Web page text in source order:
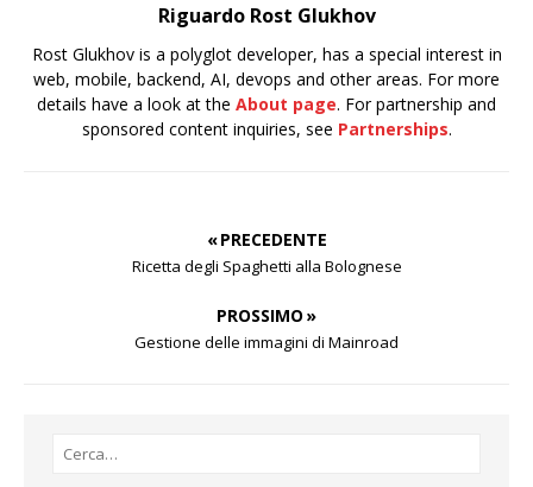
Riguardo Rost Glukhov
Rost Glukhov is a polyglot developer, has a special interest in
web, mobile, backend, AI, devops and other areas. For more
details have a look at the About page. For partnership and
sponsored content inquiries, see Partnerships.
« PRECEDENTE
Ricetta degli Spaghetti alla Bolognese
PROSSIMO »
Gestione delle immagini di Mainroad